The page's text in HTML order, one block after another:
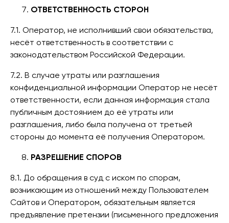
ОТВЕТСТВЕННОСТЬ СТОРОН
7.1. Оператор, не исполнивший свои обязательства,
несёт ответственность в соответствии с
законодательством Российской Федерации.
7.2. В случае утраты или разглашения
конфиденциальной информации Оператор не несёт
ответственности, если данная информация стала
публичным достоянием до её утраты или
разглашения, либо была получена от третьей
стороны до момента её получения Оператором.
РАЗРЕШЕНИЕ СПОРОВ
8.1. До обращения в суд с иском по спорам,
возникающим из отношений между Пользователем
Сайтов и Оператором, обязательным является
предъявление претензии (письменного предложения